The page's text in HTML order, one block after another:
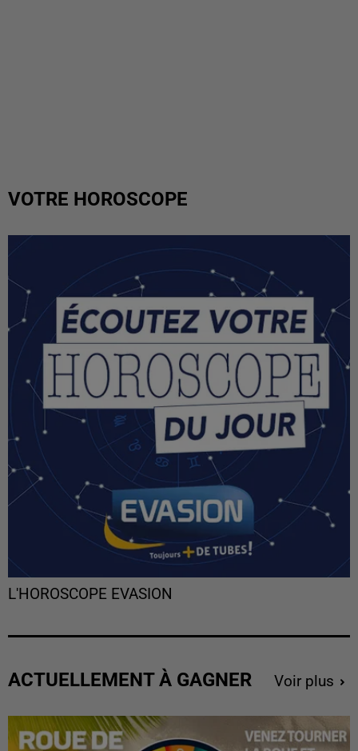
VOTRE HOROSCOPE
L'HOROSCOPE EVASION
ACTUELLEMENT À GAGNER Voir plus